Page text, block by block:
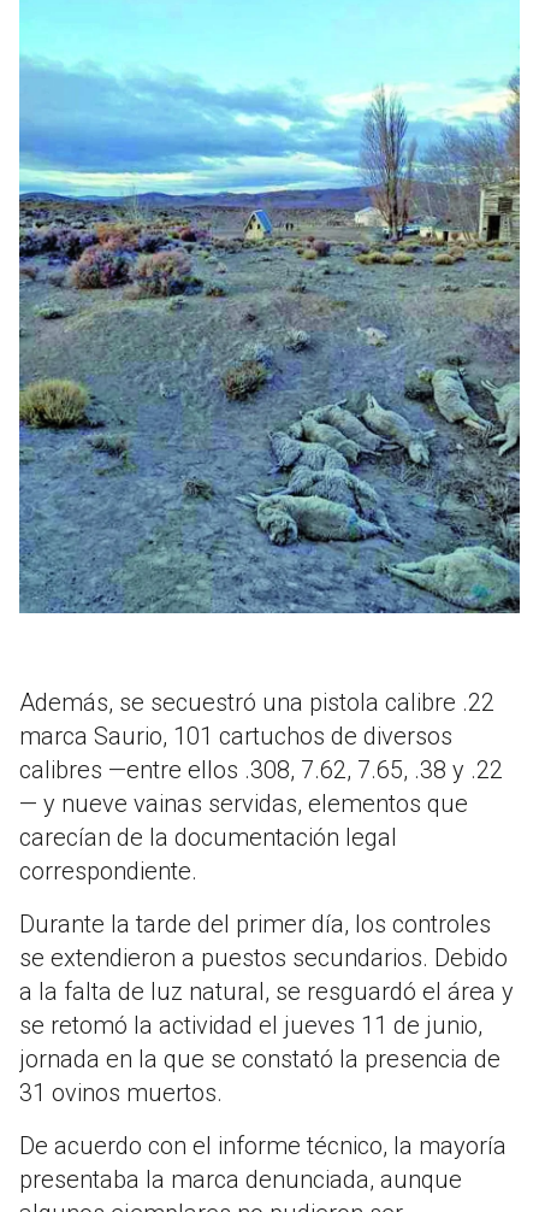
Además, se secuestró una pistola calibre .22
marca Saurio, 101 cartuchos de diversos
calibres —entre ellos .308, 7.62, 7.65, .38 y .22
— y nueve vainas servidas, elementos que
carecían de la documentación legal
correspondiente.
Durante la tarde del primer día, los controles
se extendieron a puestos secundarios. Debido
a la falta de luz natural, se resguardó el área y
se retomó la actividad el jueves 11 de junio,
jornada en la que se constató la presencia de
31 ovinos muertos.
De acuerdo con el informe técnico, la mayoría
presentaba la marca denunciada, aunque